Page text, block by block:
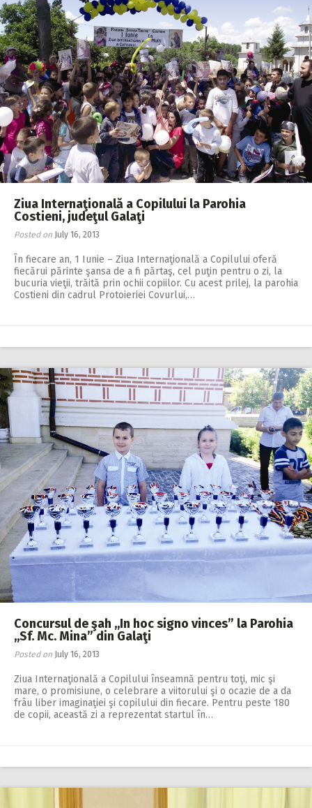
Ziua Internaţională a Copilului la Parohia
Costieni, judeţul Galaţi
Posted on July 16, 2013
În fiecare an, 1 Iunie – Ziua Internaţională a Copilului oferă
fiecărui părinte şansa de a fi părtaş, cel puţin pentru o zi, la
bucuria vieţii, trăită prin ochii copiilor. Cu acest prilej, la parohia
Costieni din cadrul Protoieriei Covurlui,…
Concursul de şah ,,In hoc signo vinces” la Parohia
,,Sf. Mc. Mina” din Galaţi
Posted on July 16, 2013
Ziua Internaţională a Copilului înseamnă pentru toţi, mic şi
mare, o promisiune, o celebrare a viitorului şi o ocazie de a da
frâu liber imaginaţiei şi copilului din fiecare. Pentru peste 180
de copii, această zi a reprezentat startul în…